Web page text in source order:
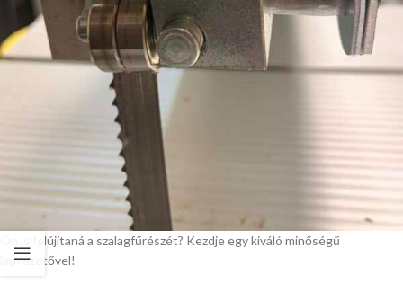
Ön is felújítaná a szalagfűrészét? Kezdje egy kiváló minőségű
lapvezetővel!